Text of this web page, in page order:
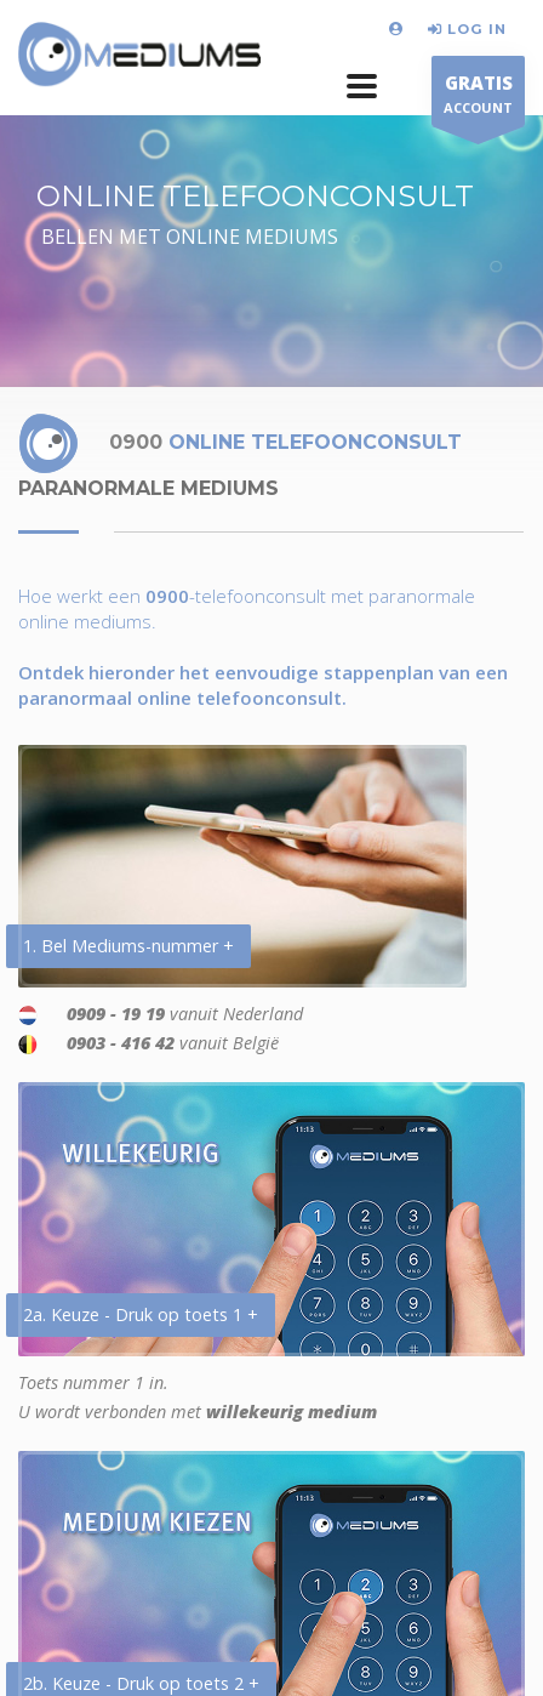
LOG IN
GRATIS
ACCOUNT
ONLINE TELEFOONCONSULT
BELLEN MET ONLINE MEDIUMS
0900 ONLINE TELEFOONCONSULT
PARANORMALE MEDIUMS
Hoe werkt een 0900-telefoonconsult met paranormale
online mediums.
Ontdek hieronder het eenvoudige stappenplan van een
paranormaal online telefoonconsult.
1. Bel Mediums-nummer +
0909 - 19 19 vanuit Nederland
0903 - 416 42 vanuit België
2a. Keuze - Druk op toets 1 +
Toets nummer 1 in.
U wordt verbonden met willekeurig medium
2b. Keuze - Druk op toets 2 +